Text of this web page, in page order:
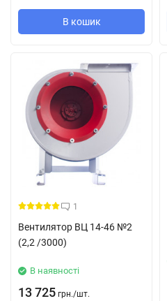
В кошик
1
Вентилятор ВЦ 14-46 №2
(2,2 /3000)
В наявності
13 725 грн./шт.